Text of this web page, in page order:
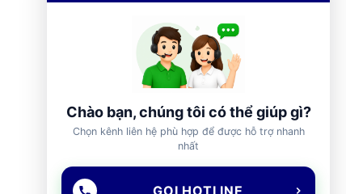
Chào bạn, chúng tôi có thể giúp gì?
Chọn kênh liên hệ phù hợp để được hỗ trợ nhanh
nhất
GỌI HOTLINE